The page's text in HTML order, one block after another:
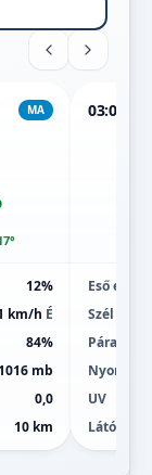
MA
12%
km/h É
84%
1016 mb
0,0
10 km
03:00
Eső esély
Szél
Páratart.
Nyomás
UV
Látótáv